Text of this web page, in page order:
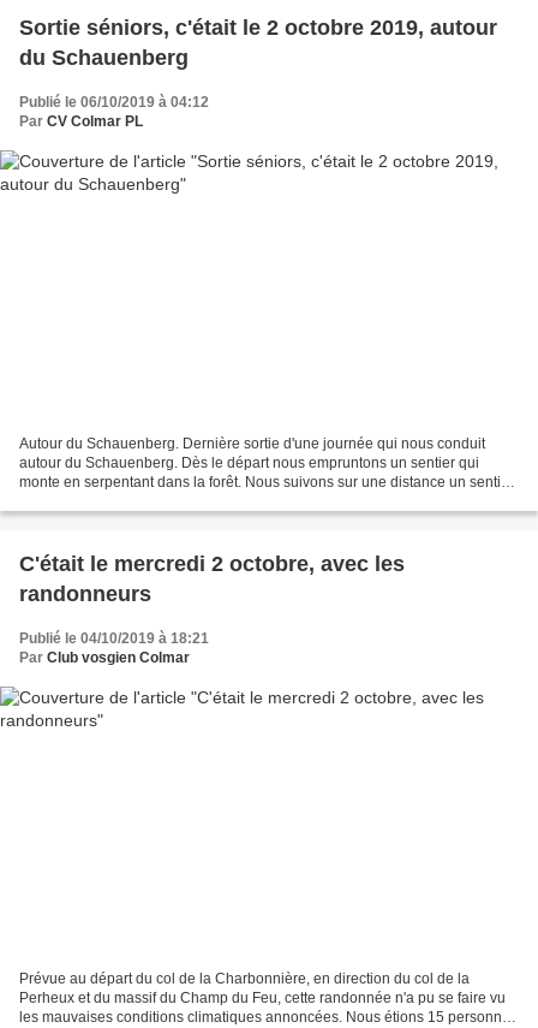
Sortie séniors, c'était le 2 octobre 2019, autour
du Schauenberg
Publié le 06/10/2019 à 04:12
Par CV Colmar PL
Autour du Schauenberg. Dernière sortie d'une journée qui nous conduit
autour du Schauenberg. Dès le départ nous empruntons un sentier qui
monte en serpentant dans la forêt. Nous suivons sur une distance un sentier
C'était le mercredi 2 octobre, avec les
randonneurs
Publié le 04/10/2019 à 18:21
Par Club vosgien Colmar
Prévue au départ du col de la Charbonnière, en direction du col de la
Perheux et du massif du Champ du Feu, cette randonnée n'a pu se faire vu
les mauvaises conditions climatiques annoncées. Nous étions 15 personnes